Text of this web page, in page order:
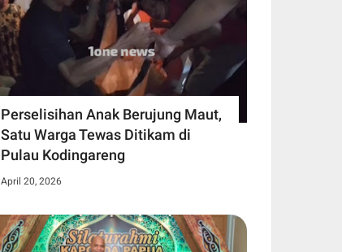
Perselisihan Anak Berujung Maut,
Satu Warga Tewas Ditikam di
Pulau Kodingareng
April 20, 2026